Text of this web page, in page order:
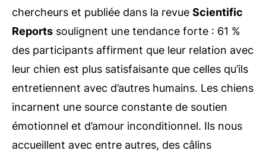
chercheurs et publiée dans la revue Scientific
Reports soulignent une tendance forte : 61 %
des participants affirment que leur relation avec
leur chien est plus satisfaisante que celles qu’ils
entretiennent avec d’autres humains. Les chiens
incarnent une source constante de soutien
émotionnel et d’amour inconditionnel. Ils nous
accueillent avec entre autres, des câlins